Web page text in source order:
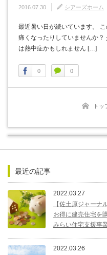
2016.07.30 シアーズホーム
最近暑い日が続いています。
痛くなったりしていませんか
は熱中症かもしれません […]
0 0
トッ
最近の記事
2022.03.27
【佐土原ジャーナ
お得に建売住宅を
みらい住宅支援事
2022.03.26